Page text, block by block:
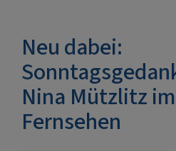
Neu dabei:
Nina Mützlitz
Fernsehen